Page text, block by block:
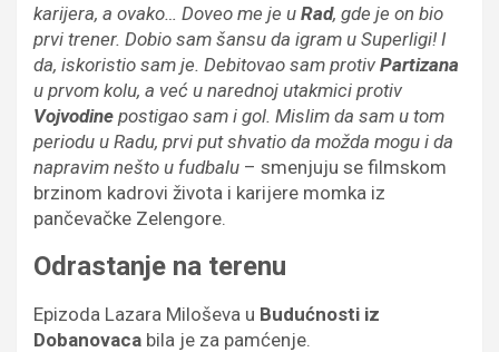
karijera, a ovako… Doveo me je u Rad, gde je on bio
prvi trener. Dobio sam šansu da igram u Superligi! I
da, iskoristio sam je. Debitovao sam protiv Partizana
u prvom kolu, a već u narednoj utakmici protiv
Vojvodine postigao sam i gol. Mislim da sam u tom
periodu u Radu, prvi put shvatio da možda mogu i da
napravim nešto u fudbalu – smenjuju se filmskom
brzinom kadrovi života i karijere momka iz
pančevačke Zelengore.
Odrastanje na terenu
Epizoda Lazara Miloševa u Budućnosti iz
Dobanovaca bila je za pamćenje.